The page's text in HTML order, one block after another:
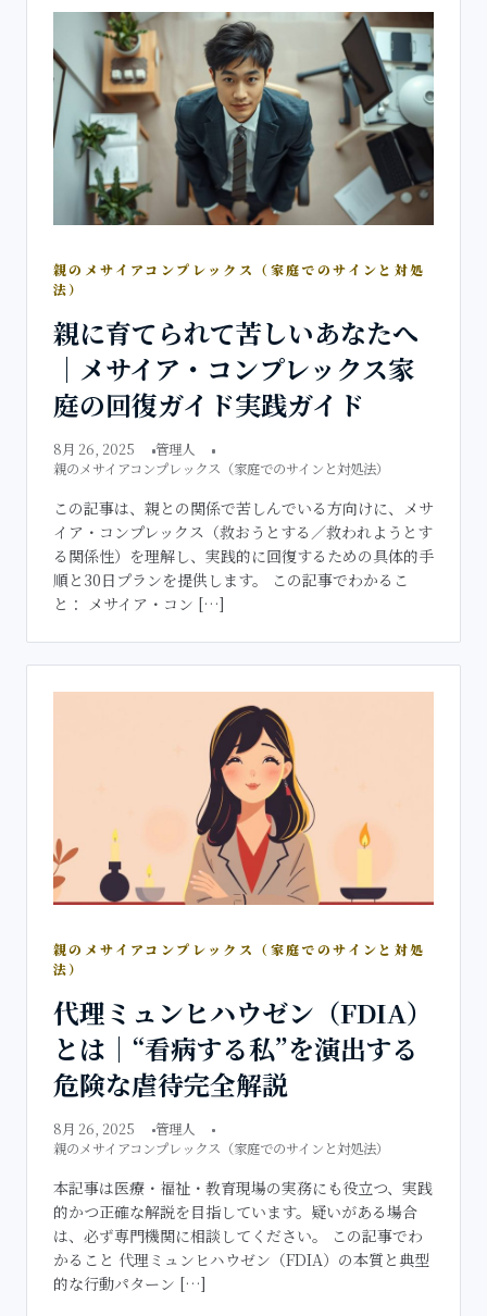
親のメサイアコンプレックス（家庭でのサインと対処
法）
親に育てられて苦しいあなたへ
｜メサイア・コンプレックス家
庭の回復ガイド実践ガイド
8月 26, 2025
管理人
親のメサイアコンプレックス（家庭でのサインと対処法）
この記事は、親との関係で苦しんでいる方向けに、メサ
イア・コンプレックス（救おうとする／救われようとす
る関係性）を理解し、実践的に回復するための具体的手
順と30日プランを提供します。 この記事でわかるこ
と： メサイア・コン […]
親のメサイアコンプレックス（家庭でのサインと対処
法）
代理ミュンヒハウゼン（FDIA）
とは｜“看病する私”を演出する
危険な虐待完全解説
8月 26, 2025
管理人
親のメサイアコンプレックス（家庭でのサインと対処法）
本記事は医療・福祉・教育現場の実務にも役立つ、実践
的かつ正確な解説を目指しています。疑いがある場合
は、必ず専門機関に相談してください。 この記事でわ
かること 代理ミュンヒハウゼン（FDIA）の本質と典型
的な行動パターン […]